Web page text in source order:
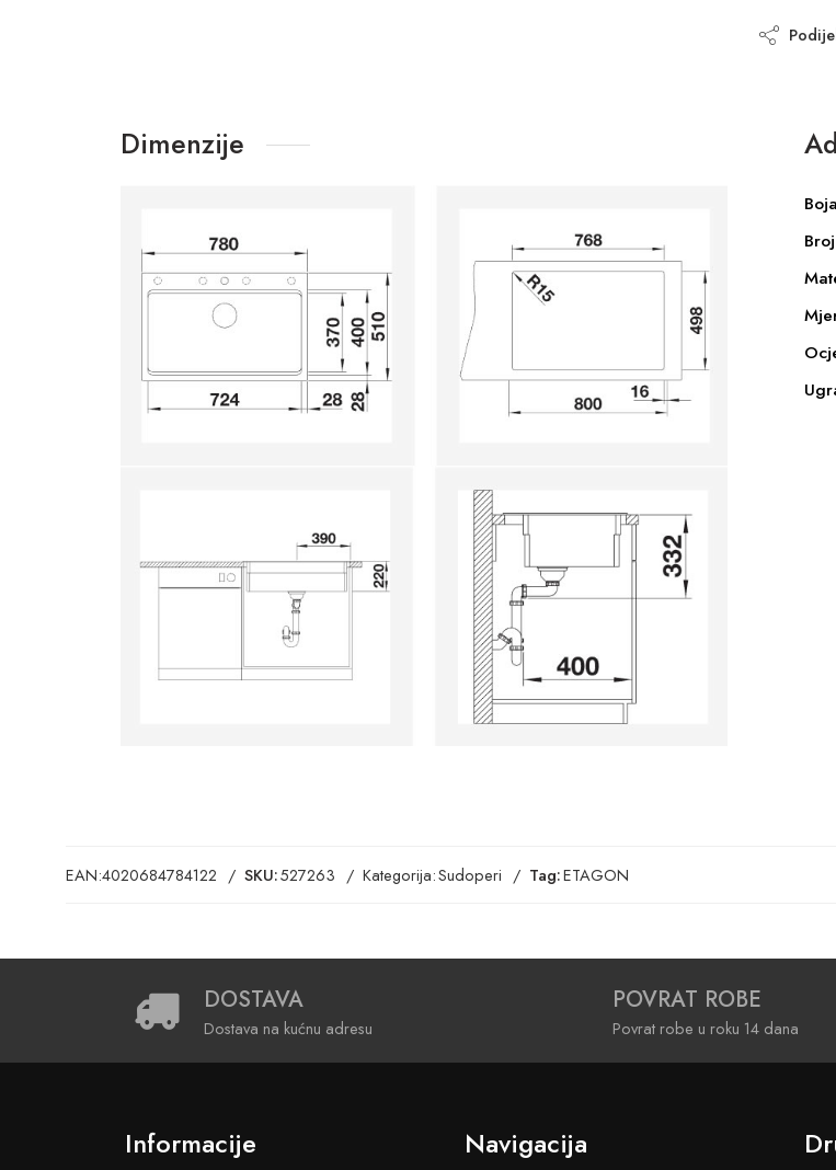
Dimenzije
Boja
EAN:4020684784122 SKU:527263 Kategorija:Sudoperi Tag:ETAGON
DOSTAVA
Dostava na kućnu adresu
POVRAT ROBE
Povrat robe u roku 14 dana
Informacije Navigacija